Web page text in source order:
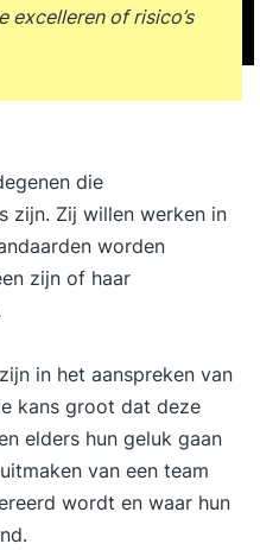
excelleren of risico’s
die
zijn. Zij willen werken in
worden
zijn of haar
in het aanspreken van
kans groot dat deze
elders hun geluk gaan
van een team
wordt en waar hun